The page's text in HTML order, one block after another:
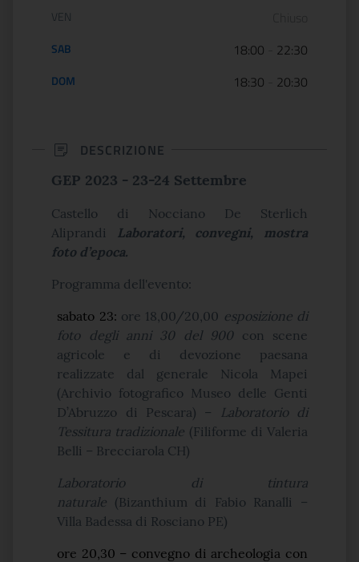
VEN
SAB 18:00 22:30
DOM 18:30 20:30
DESCRIZIONE
GEP 2023 - 23-24 Settembre
Castello di Nocciano De Sterlich
Aliprandi
Laboratori, convegni, mostra
foto d’epoca.
Programma dell'evento:
sabato 23: ore 18,00/20,00 esposizione di
foto degli anni 30 del 900con scene
agricole e di devozione paesana
realizzate dal generale Nicola Mapei
(Archivio fotografico Museo delle Genti
D’Abruzzo di Pescara) –
Laboratorio di
Tessitura tradizionale (Filiforme di Valeria
Belli – Brecciarola CH)
Laboratorio di tintura
naturale (Bizanthium di Fabio Ranalli –
Villa Badessa di Rosciano PE)
ore 20,30 – convegno di archeologia con